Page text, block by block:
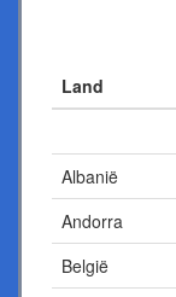
Land
Albanië
Andorra
België